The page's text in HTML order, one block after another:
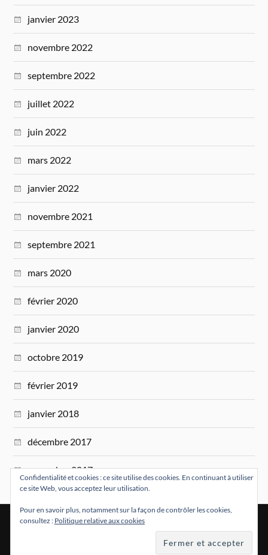
janvier 2023
novembre 2022
septembre 2022
juillet 2022
juin 2022
mars 2022
janvier 2022
novembre 2021
septembre 2021
mars 2020
février 2020
janvier 2020
octobre 2019
février 2019
janvier 2018
décembre 2017
novembre 2017
WORDPRESS & THÈME PAR
ANDERS NORÉN
Confidentialité et cookies : ce site utilise des cookies. En continuant à utiliser
ce site Web, vous acceptez leur utilisation.
Pour en savoir plus, notamment sur la façon de contrôler les cookies,
consultez : Politique relative aux cookies